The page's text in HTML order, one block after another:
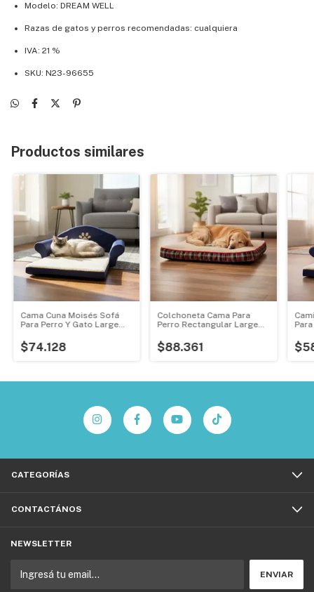
Modelo: DREAM WELL
Razas de gatos y perros recomendadas: cualquiera
IVA: 21 %
SKU: N23-96655
Productos similares
Cama Cuna Moisés Sofá
Para Perro Y Gato Large
$74.128
Colchoneta Cama Para
Perro Rectangular Large
$88.361
CATEGORÍAS
CONTACTÁNOS
NEWSLETTER